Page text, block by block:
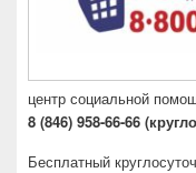
центр социальной
8 (846) 958-66-66
Бесплатный